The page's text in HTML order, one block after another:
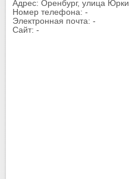
Адрес: Оренбург, улица
Номер телефона: -
Электронная почта: -
Сайт: -